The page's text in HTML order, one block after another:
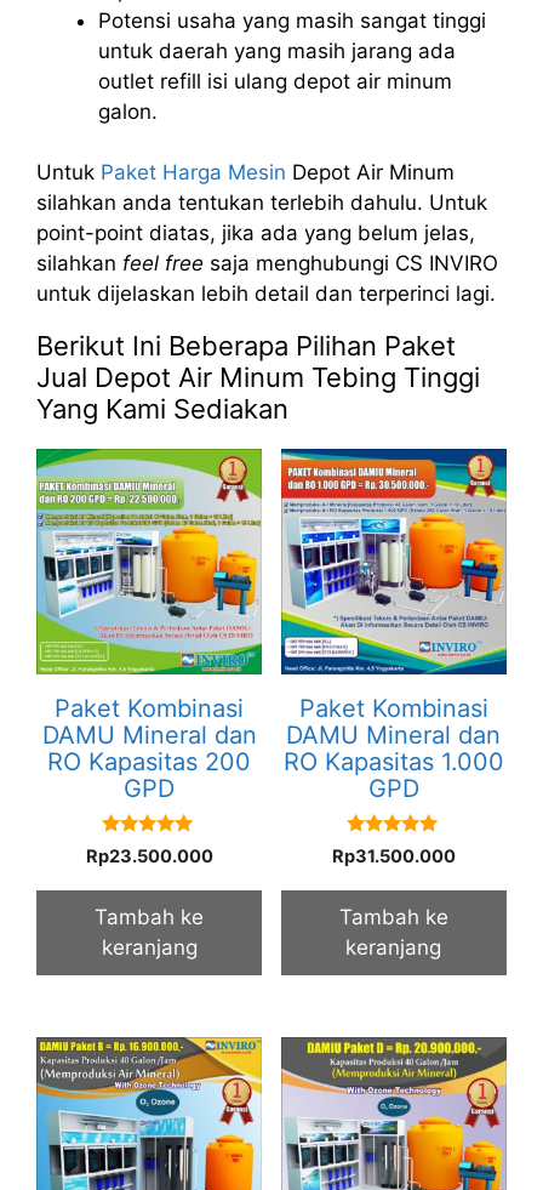
Potensi usaha yang masih sangat tinggi
untuk daerah yang masih jarang ada
outlet refill isi ulang depot air minum
galon.
Untuk Paket Harga Mesin Depot Air Minum
silahkan anda tentukan terlebih dahulu. Untuk
point-point diatas, jika ada yang belum jelas,
silahkan feel free saja menghubungi CS INVIRO
untuk dijelaskan lebih detail dan terperinci lagi.
Berikut Ini Beberapa Pilihan Paket
Jual Depot Air Minum Tebing Tinggi
Yang Kami Sediakan
Paket Kombinasi
DAMU Mineral dan
RO Kapasitas 200
GPD
5.00
out of 5
Rp23.500.000
Tambah ke
keranjang
Paket Kombinasi
DAMU Mineral dan
RO Kapasitas 1.000
GPD
5.00
out of 5
Rp31.500.000
Tambah ke
keranjang